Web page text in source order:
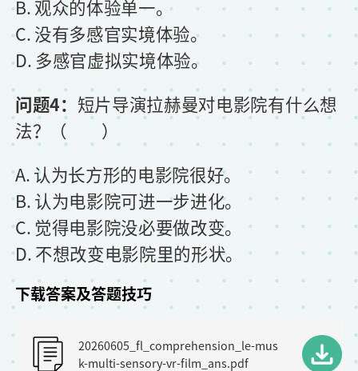
B. 观众的体验单一。
C. 没有多感官实境体验。
D. 多感官虚拟实境体验。
问题4： 短片导演拉赫曼对电影院有什么想
法？（ ）
A. 认为长方形的电影院很好。
B. 认为电影院可进一步进化。
C. 觉得电影院没必要做改变。
D. 不想改变电影院里的形状。
下载答案及答题技巧
20260605_fl_comprehension_le-mus
k-multi-sensory-vr-film_ans.pdf